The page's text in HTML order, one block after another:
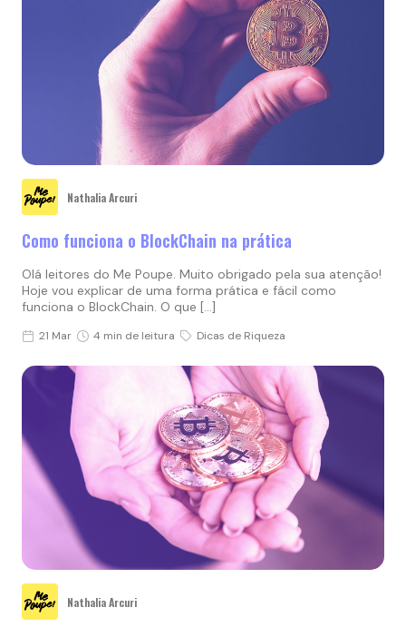
Nathalia Arcuri
Como funciona o BlockChain na prática
Olá leitores do Me Poupe. Muito obrigado pela sua atenção!
Hoje vou explicar de uma forma prática e fácil como
funciona o BlockChain. O que […]
21 Mar 4 min de leitura Dicas de Riqueza
Nathalia Arcuri